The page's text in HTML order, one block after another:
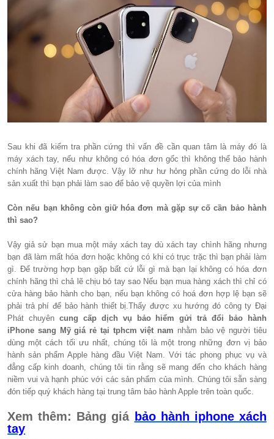
Sau khi đã kiểm tra phần cứng thì vấn đề cần quan tâm là máy đó là
máy xách tay, nếu như không có hóa đơn gốc thì không thể bảo hành
chính hãng Việt Nam được. Vậy lỡ như hư hỏng phần cứng do lỗi nhà
sản xuất thì bạn phải làm sao để bảo vệ quyền lợi của mình
Còn nếu bạn không còn giữ hóa đơn mà gặp sự cố cần bảo hành
thì sao?
Vậy giả sử bạn mua một máy xách tay dù xách tay chình hãng nhưng
bạn đã làm mất hóa đơn hoặc không có khi có trục trặc thì bạn phải làm
gì. Để trường hợp bạn gặp bất cứ lỗi gì mà bạn lại không có hóa đơn
chính hãng thì chả lẽ chịu bó tay sao Nếu bạn mua hàng xách thì chỉ có
cửa hàng bảo hành cho bạn, nếu bạn không có hoá đơn hợp lệ bạn sẽ
phải trả phí để bảo hành thiết bị.Thấy được xu hướng đó công ty Đại
Phát chuyên cung cấp dịch vụ bảo hiểm gửi trả đổi bảo hành
iPhone sang Mỹ giá rẻ tại tphcm việt nam nhằm bảo vệ người tiêu
dùng một cách tối ưu nhất, chúng tôi là một trong những đơn vị bảo
hành sản phẩm Apple hàng đầu Việt Nam. Với tác phong phục vụ và
đẳng cấp kinh doanh, chúng tôi tin rằng sẽ mang đến cho khách hàng
niềm vui và hạnh phúc với các sản phẩm của mình. Chúng tôi sẵn sàng
đón tiếp quý khách hàng tại trung tâm bảo hành Apple trên toàn quốc.
Xem thêm: Bảng giá bảo hành iphone xách
tay